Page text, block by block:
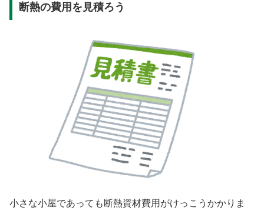
断熱の費用を見積ろう
小さな小屋であっても断熱資材費用がけっこうかかりま